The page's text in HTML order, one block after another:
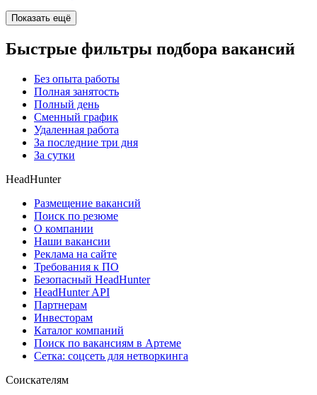
Показать ещё
Быстрые фильтры подбора вакансий
Без опыта работы
Полная занятость
Полный день
Сменный график
Удаленная работа
За последние три дня
За сутки
HeadHunter
Размещение вакансий
Поиск по резюме
О компании
Наши вакансии
Реклама на сайте
Требования к ПО
Безопасный HeadHunter
HeadHunter API
Партнерам
Инвесторам
Каталог компаний
Поиск по вакансиям в Артеме
Сетка: соцсеть для нетворкинга
Соискателям